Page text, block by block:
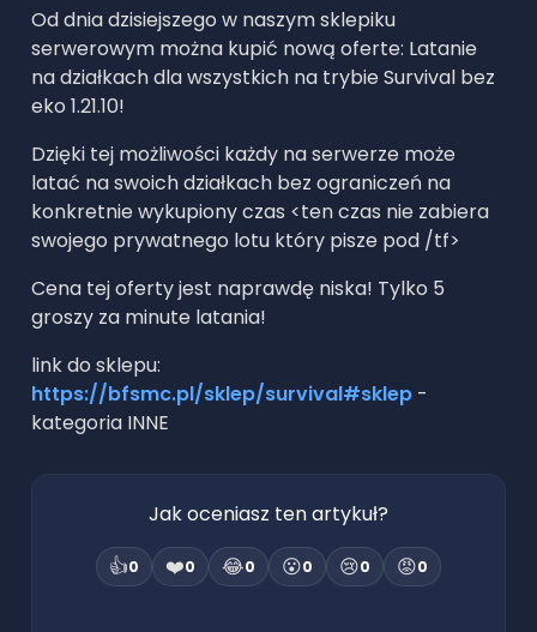
Od dnia dzisiejszego w naszym sklepiku
serwerowym można kupić nową oferte: Latanie
na działkach dla wszystkich na trybie Survival bez
eko 1.21.10!
Dzięki tej możliwości każdy na serwerze może
latać na swoich działkach bez ograniczeń na
konkretnie wykupiony czas <ten czas nie zabiera
swojego prywatnego lotu który pisze pod /tf>
Cena tej oferty jest naprawdę niska! Tylko 5
groszy za minute latania!
link do sklepu:
https://bfsmc.pl/sklep/survival#sklep -
kategoria INNE
Jak oceniasz ten artykuł?
👍0 ❤️0 😂0 😮0 😢0 😡0